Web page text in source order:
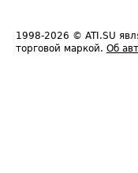
1998-2026 © ATI.SU
торговой маркой. Об